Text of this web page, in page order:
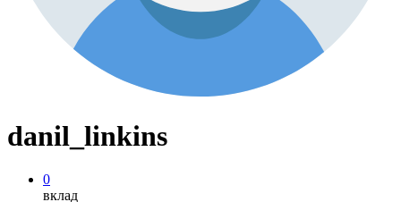
danil_linkins
0
вклад